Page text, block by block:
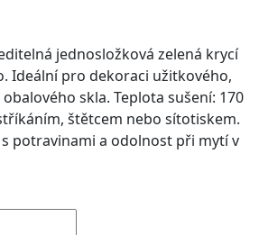
jednosložková zelená krycí
Ideální pro dekoraci užitkového,
skla. Teplota sušení: 170
štětcem nebo sítotiskem.
potravinami a odolnost při mytí v